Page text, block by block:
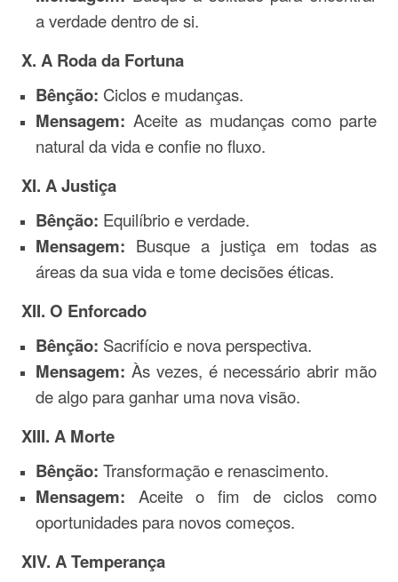
a verdade dentro de si.
X. A Roda da Fortuna
Bênção: Ciclos e mudanças.
Mensagem: Aceite as mudanças como parte
natural da vida e confie no fluxo.
XI. A Justiça
Bênção: Equilíbrio e verdade.
Mensagem: Busque a justiça em todas as
áreas da sua vida e tome decisões éticas.
XII. O Enforcado
Bênção: Sacrifício e nova perspectiva.
Mensagem: Às vezes, é necessário abrir mão
de algo para ganhar uma nova visão.
XIII. A Morte
Bênção: Transformação e renascimento.
Mensagem: Aceite o fim de ciclos como
oportunidades para novos começos.
XIV. A Temperança